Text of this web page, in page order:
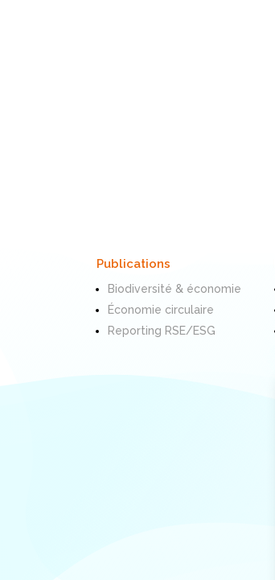
Publications
Biodiversité & économie
Économie circulaire
Reporting RSE/ESG